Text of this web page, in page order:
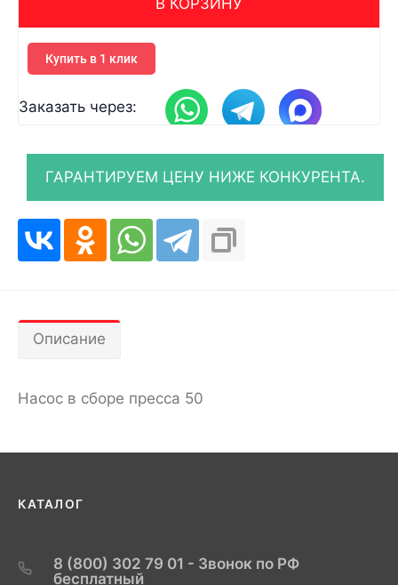
В КОРЗИНУ
Купить в 1 клик
Заказать через:
Описание
Насос в сборе пресса 50
КАТАЛОГ
8 (800) 302 79 01 - Звонок по РФ
бесплатный